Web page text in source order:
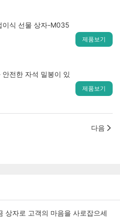
이식 선물 상자-M035
제품보기
전한 자석 밀봉이 있
제품보기
다음
상자로 고객의 마음을 사로잡으세